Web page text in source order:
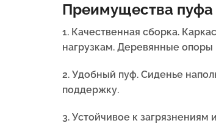
Преимущества пуфа
1. Качественная сборка.
нагрузкам. Деревянные опоры
2. Удобный пуф. Сиденье
поддержку.
3. Устойчивое к